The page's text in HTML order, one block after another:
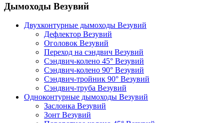
Дымоходы Везувий
Двухконтурные дымоходы Везувий
Дефлектор Везувий
Оголовок Везувий
Переход на сэндвич Везувий
Сэндвич-колено 45° Везувий
Сэндвич-колено 90° Везувий
Сэндвич-тройник 90° Везувий
Сэндвич-труба Везувий
Одноконтурные дымоходы Везувий
Заслонка Везувий
Зонт Везувий